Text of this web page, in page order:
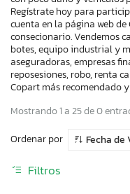
Regístrate hoy para
cuenta en la página web
consecionario. Vendemos
botes, equipo industrial y
aseguradoras, empresas
reposesiones, robo, renta
Copart más recomendado
Mostrando 1 a 25 de 0
Ordenar por
Fecha de
Filtros